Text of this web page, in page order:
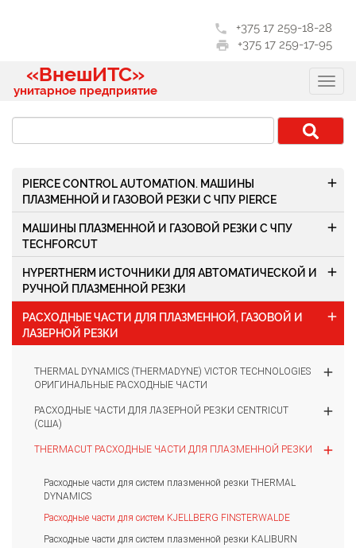
phone
+375 17 259-18-28
print
+375 17 259-17-95
«ВнешИТС»
унитарное предприятие
PIERCE CONTROL AUTOMATION. МАШИНЫ
ПЛАЗМЕННОЙ И ГАЗОВОЙ РЕЗКИ С ЧПУ PIERCE
add
МАШИНЫ ПЛАЗМЕННОЙ И ГАЗОВОЙ РЕЗКИ С ЧПУ
TECHFORCUT
add
HYPERTHERM ИСТОЧНИКИ ДЛЯ АВТОМАТИЧЕСКОЙ И
РУЧНОЙ ПЛАЗМЕННОЙ РЕЗКИ
add
РАСХОДНЫЕ ЧАСТИ ДЛЯ ПЛАЗМЕННОЙ, ГАЗОВОЙ И
ЛАЗЕРНОЙ РЕЗКИ
add
THERMAL DYNAMICS (THERMADYNE) VICTOR TECHNOLOGIES
ОРИГИНАЛЬНЫЕ РАСХОДНЫЕ ЧАСТИ
add
РАСХОДНЫЕ ЧАСТИ ДЛЯ ЛАЗЕРНОЙ РЕЗКИ CENTRICUT
(США)
add
THERMACUT РАСХОДНЫЕ ЧАСТИ ДЛЯ ПЛАЗМЕННОЙ РЕЗКИ add
Расходные части для систем плазменной резки THERMAL
DYNAMICS
Расходные части для систем KJELLBERG FINSTERWALDE
Расходные части для систем плазменной резки KALIBURN